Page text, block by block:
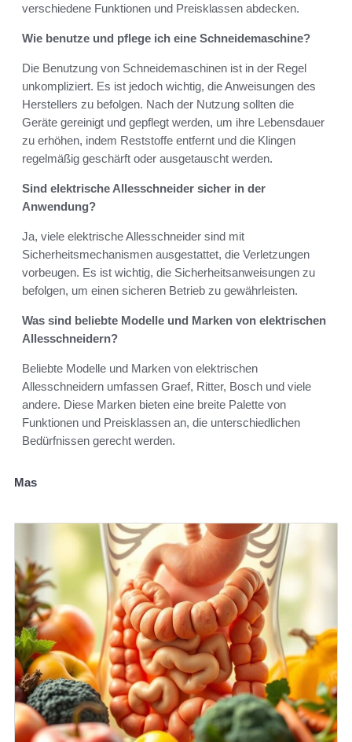
verschiedene Funktionen und Preisklassen abdecken.
Wie benutze und pflege ich eine Schneidemaschine?
Die Benutzung von Schneidemaschinen ist in der Regel
unkompliziert. Es ist jedoch wichtig, die Anweisungen des
Herstellers zu befolgen. Nach der Nutzung sollten die
Geräte gereinigt und gepflegt werden, um ihre Lebensdauer
zu erhöhen, indem Reststoffe entfernt und die Klingen
regelmäßig geschärft oder ausgetauscht werden.
Sind elektrische Allesschneider sicher in der
Anwendung?
Ja, viele elektrische Allesschneider sind mit
Sicherheitsmechanismen ausgestattet, die Verletzungen
vorbeugen. Es ist wichtig, die Sicherheitsanweisungen zu
befolgen, um einen sicheren Betrieb zu gewährleisten.
Was sind beliebte Modelle und Marken von elektrischen
Allesschneidern?
Beliebte Modelle und Marken von elektrischen
Allesschneidern umfassen Graef, Ritter, Bosch und viele
andere. Diese Marken bieten eine breite Palette von
Funktionen und Preisklassen an, die unterschiedlichen
Bedürfnissen gerecht werden.
Mas